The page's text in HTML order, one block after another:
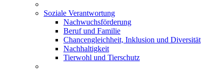
Soziale Verantwortung
Nachwuchsförderung
Beruf und Familie
Chancengleichheit, Inklusion und Diversität
Nachhaltigkeit
Tierwohl und Tierschutz